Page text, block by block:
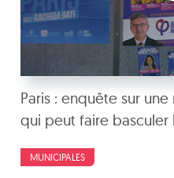
Paris : enquête sur
qui peut faire basculer
MUNICIPALES